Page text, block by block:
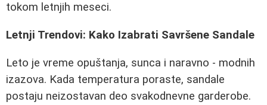
tokom letnjih meseci.
Letnji Trendovi: Kako Izabrati Savršene Sandale
Leto je vreme opuštanja, sunca i naravno - modnih
izazova. Kada temperatura poraste, sandale
postaju neizostavan deo svakodnevne garderobe.